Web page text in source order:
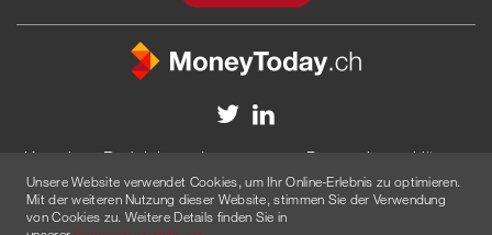
Kontakt Redaktion Impressum
Datenschutzerklärung
Disclaimer
Werbung
© 2026 Created byAGENTUR AM WASSER
Unsere Website verwendet Cookies, um Ihr Online-Erlebnis zu optimieren.
Mit der weiteren Nutzung dieser Website, stimmen Sie der Verwendung
von Cookies zu. Weitere Details finden Sie in